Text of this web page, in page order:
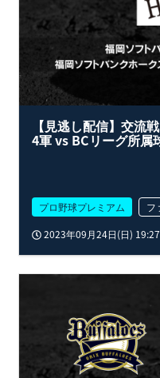
【見逃し配信】交流
4軍 vs BCリーグ所属
プロ野球プレミアム
フ
2023年09月24日(日)